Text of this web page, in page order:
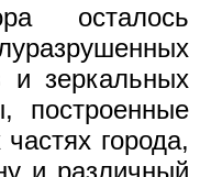
осталось
и зеркальных
построенные
города,
и различный